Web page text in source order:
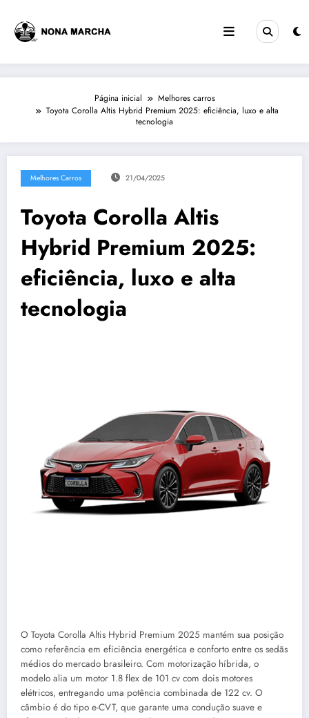
conteúdo
Página inicial
Melhores carros
Toyota Corolla Altis Hybrid Premium 2025: eficiência, luxo e alta
tecnologia
Melhores Carros 21/04/2025
Toyota Corolla Altis
Hybrid Premium 2025:
eficiência, luxo e alta
tecnologia
O Toyota Corolla Altis Hybrid Premium 2025 mantém sua posição
como referência em eficiência energética e conforto entre os sedãs
médios do mercado brasileiro. Com motorização híbrida, o
modelo alia um motor 1.8 flex de 101 cv com dois motores
elétricos, entregando uma potência combinada de 122 cv. O
câmbio é do tipo e-CVT, que garante uma condução suave e